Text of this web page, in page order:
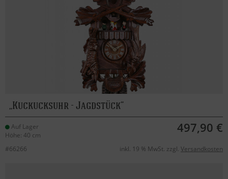
Kuckucksuhr - Jagdstück
Auf Lager
Höhe: 40 cm
497,90 €
#66266 inkl. 19 % MwSt. zzgl. Versandkosten